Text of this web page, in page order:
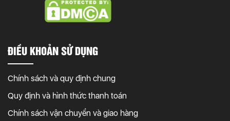
ĐIỀU KHOẢN SỬ DỤNG
Chính sách và quy định chung
Quy định và hình thức thanh toán
Chính sách vận chuyển và giao hàng